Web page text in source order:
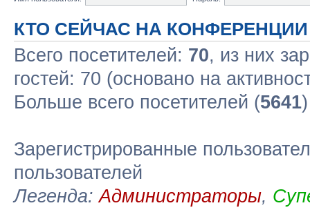
КТО СЕЙЧАС НА КОНФЕРЕНЦИИ
Всего посетителей: 70, из них
гостей: 70 (основано на
Больше всего посетителей (5641
Зарегистрированные
пользователей
Легенда:Администраторы,